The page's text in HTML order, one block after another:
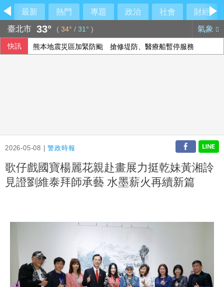
最新 熱門 專題 政治 社會
財經
臺北市 33° ( 34° / 31° ) 氣象
快訊 熊本地震災區加緊防颱 搶修堤防、醫療船暫停服務
2026-05-08 |警政時報
歌仔戲國寶楊麗花親赴畫展力挺乾妹黃湘詅
見證劉維泰拜師承藝 水墨薪火再續新篇